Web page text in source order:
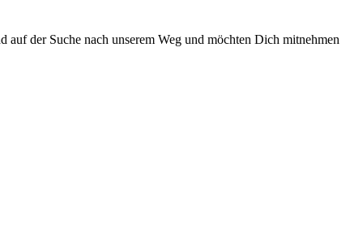
der Suche nach unserem Weg und möchten Dich mitnehmen